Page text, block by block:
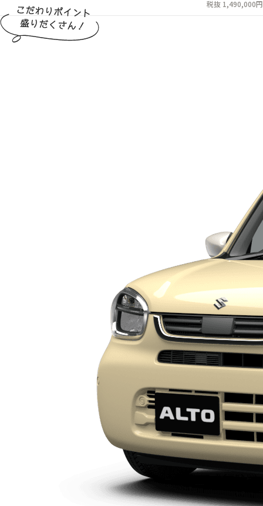
こだわりポイント盛りだくさん！
前の車種色を表示する
税抜 1,490,000円